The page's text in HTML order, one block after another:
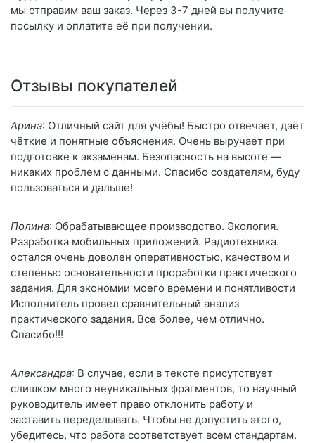
мы отправим ваш заказ. Через 3-7 дней вы получите
посылку и оплатите её при получении.
Отзывы покупателей
Арина: Отличный сайт для учёбы! Быстро отвечает, даёт
чёткие и понятные объяснения. Очень выручает при
подготовке к экзаменам. Безопасность на высоте —
никаких проблем с данными. Спасибо создателям, буду
пользоваться и дальше!
Полина: Обрабатывающее производство. Экология.
Разработка мобильных приложений. Радиотехника.
остался очень доволен оперативностью, качеством и
степенью основательности проработки практического
задания. Для экономии моего времени и понятливости
Исполнитель провел сравнительный анализ
практического задания. Все более, чем отлично.
Спасибо!!!
Александра: В случае, если в тексте присутствует
слишком много неуникальных фрагментов, то научный
руководитель имеет право отклонить работу и
заставить переделывать. Чтобы не допустить этого,
убедитесь, что работа соответствует всем стандартам.